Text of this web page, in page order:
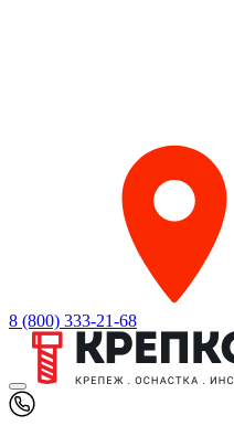
8 (800) 333-21-68